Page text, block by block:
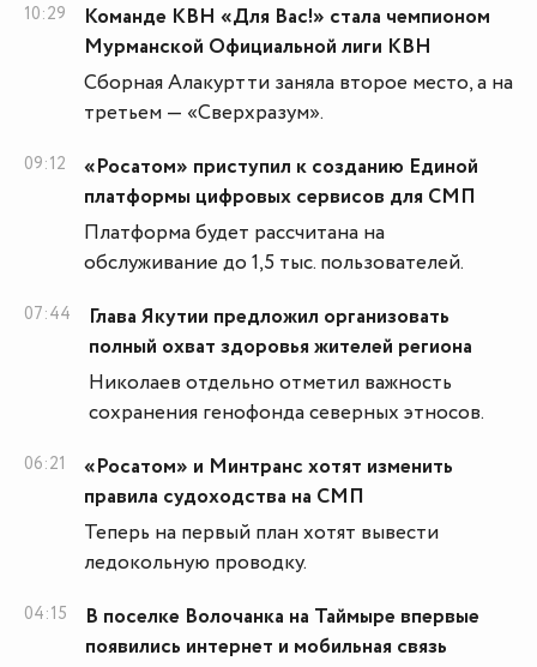
10:29
Команде КВН «Для Вас!» стала чемпионом
Мурманской Официальной лиги КВН
Сборная Алакуртти заняла второе место, а на
третьем — «Сверхразум».
09:12
«Росатом» приступил к созданию Единой
платформы цифровых сервисов для СМП
Платформа будет рассчитана на
обслуживание до 1,5 тыс. пользователей.
07:44
Глава Якутии предложил организовать
полный охват здоровья жителей региона
Николаев отдельно отметил важность
сохранения генофонда северных этносов.
06:21
«Росатом» и Минтранс хотят изменить
правила судоходства на СМП
Теперь на первый план хотят вывести
ледокольную проводку.
04:15
В поселке Волочанка на Таймыре впервые
появились интернет и мобильная связь